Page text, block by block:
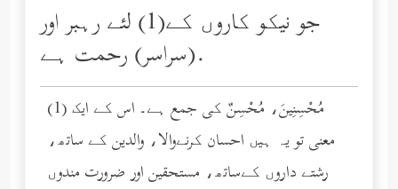
جو نیکو کاروں کے(1) لئے رہبر اور
(سراسر) رحمت ہے.
(1) مُحْسِنِينَ، مُحْسِنٌ کی جمع ہے۔ اس کے ایک
معنی تو یہ ہیں احسان کرنےوالا، والدین کے ساتھ،
رشتے داروں کےساتھ، مستحقین اور ضرورت مندوں